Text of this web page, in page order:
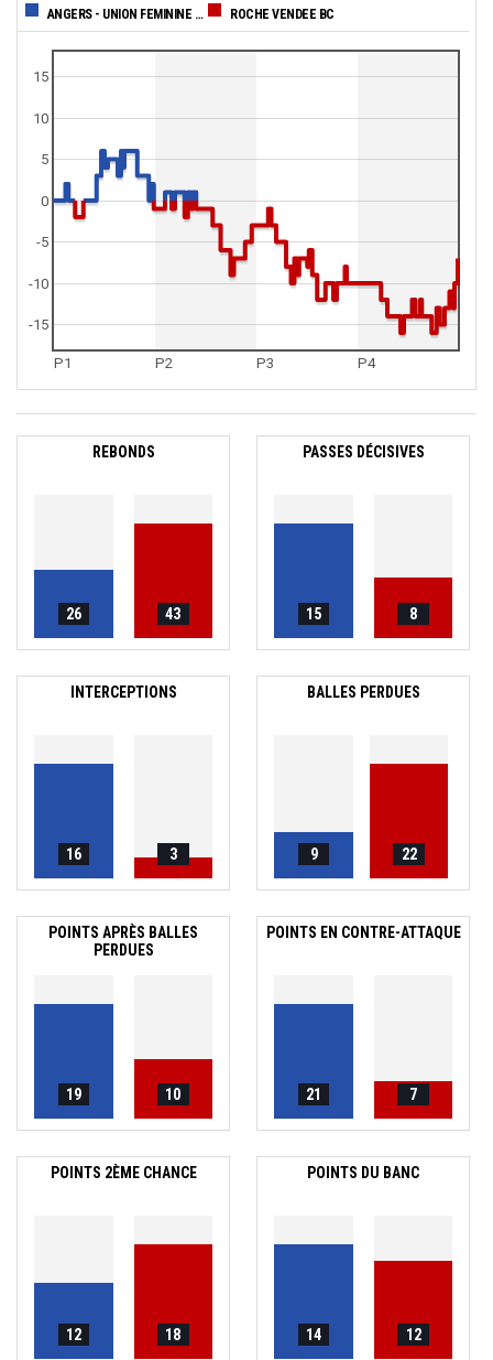
ANGERS - UNION FEMININE BASKET 49 ROCHE VENDEE BC
P1 P2 P3 P4
0
5
10
15
-15
-10
-5
REBONDS
26 43
PASSES DÉCISIVES
15 8
INTERCEPTIONS
16 3
BALLES PERDUES
9 22
POINTS APRÈS BALLES
PERDUES
19 10
POINTS EN CONTRE-ATTAQUE
21 7
POINTS 2ÈME CHANCE
12 18
POINTS DU BANC
14 12